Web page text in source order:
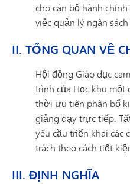
cho cán bộ hành
việc quản lý ngân
II. TỔNG QUAN VỀ
Hội đồng Giáo dục
trình của Học khu một
thời ưu tiên phân bổ
giảng dạy trực tiếp.
yêu cầu triển khai các
trách theo cách tiết
III. ĐỊNH NGHĨA